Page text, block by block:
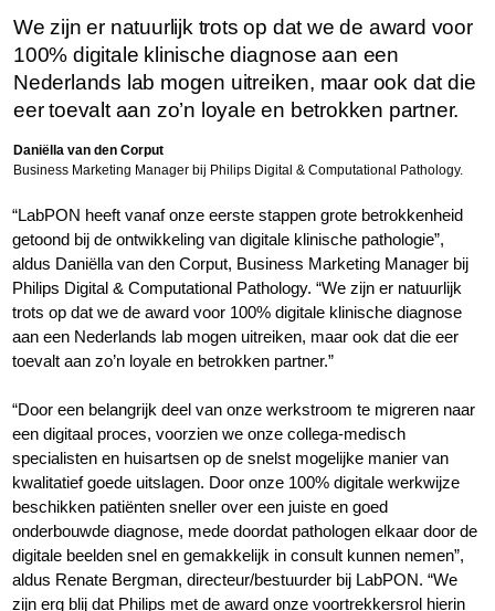
We zijn er natuurlijk trots op dat we de award voor
100% digitale klinische diagnose aan een
Nederlands lab mogen uitreiken, maar ook dat die
eer toevalt aan zo’n loyale en betrokken partner.
Daniëlla van den Corput
Business Marketing Manager bij Philips Digital & Computational Pathology.
“LabPON heeft vanaf onze eerste stappen grote betrokkenheid
getoond bij de ontwikkeling van digitale klinische pathologie”,
aldus Daniëlla van den Corput, Business Marketing Manager bij
Philips Digital & Computational Pathology. “We zijn er natuurlijk
trots op dat we de award voor 100% digitale klinische diagnose
aan een Nederlands lab mogen uitreiken, maar ook dat die eer
toevalt aan zo’n loyale en betrokken partner.”
“Door een belangrijk deel van onze werkstroom te migreren naar
een digitaal proces, voorzien we onze collega-medisch
specialisten en huisartsen op de snelst mogelijke manier van
kwalitatief goede uitslagen. Door onze 100% digitale werkwijze
beschikken patiënten sneller over een juiste en goed
onderbouwde diagnose, mede doordat pathologen elkaar door de
digitale beelden snel en gemakkelijk in consult kunnen nemen”,
aldus Renate Bergman, directeur/bestuurder bij LabPON. “We
zijn erg blij dat Philips met de award onze voortrekkersrol hierin